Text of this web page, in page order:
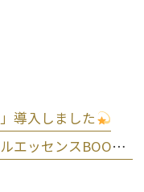
導入しました
オフィスホワイトニング「オパールエッセンスBOOST」導入しました